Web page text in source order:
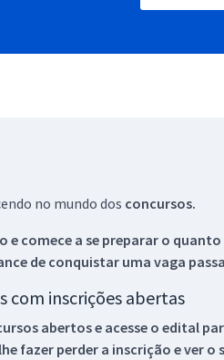
no mundo dos concursos.
e comece a se preparar o
de conquistar uma vaga
com inscrições abertas
abertos e acesse o edital
fazer perder a inscrição e ver o